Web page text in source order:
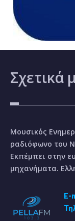
Σχετικά
Μουσικός
ραδιόφωνο του
Εκπέμπει στην
μηχανήματα.
E-